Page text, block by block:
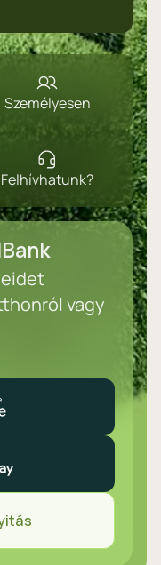
Személyesen
Felhívhatunk?
vagy